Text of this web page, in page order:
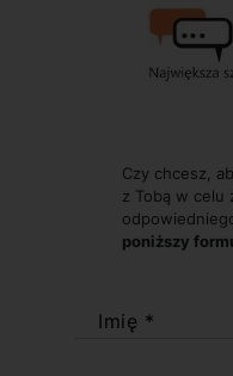
Czy chcesz,
z Tobą w celu
poniższy
Imię *